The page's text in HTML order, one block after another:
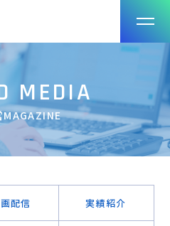
MEDIA
MAGAZINE
配信 実績紹介